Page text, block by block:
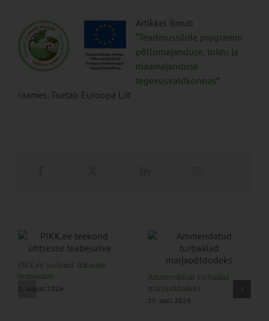
Artikkel ilmub
“Teadmussiirde programm
põllumajanduse, toidu ja
maamajanduse
tegevusvaldkonnas”
raames. Toetab Euroopa Liit
PIKK.ee teekond ühtsesse
teabesalve
1. august 2026
Ammendatud turbaalad
marjapõldudeks
25. juuli 2026